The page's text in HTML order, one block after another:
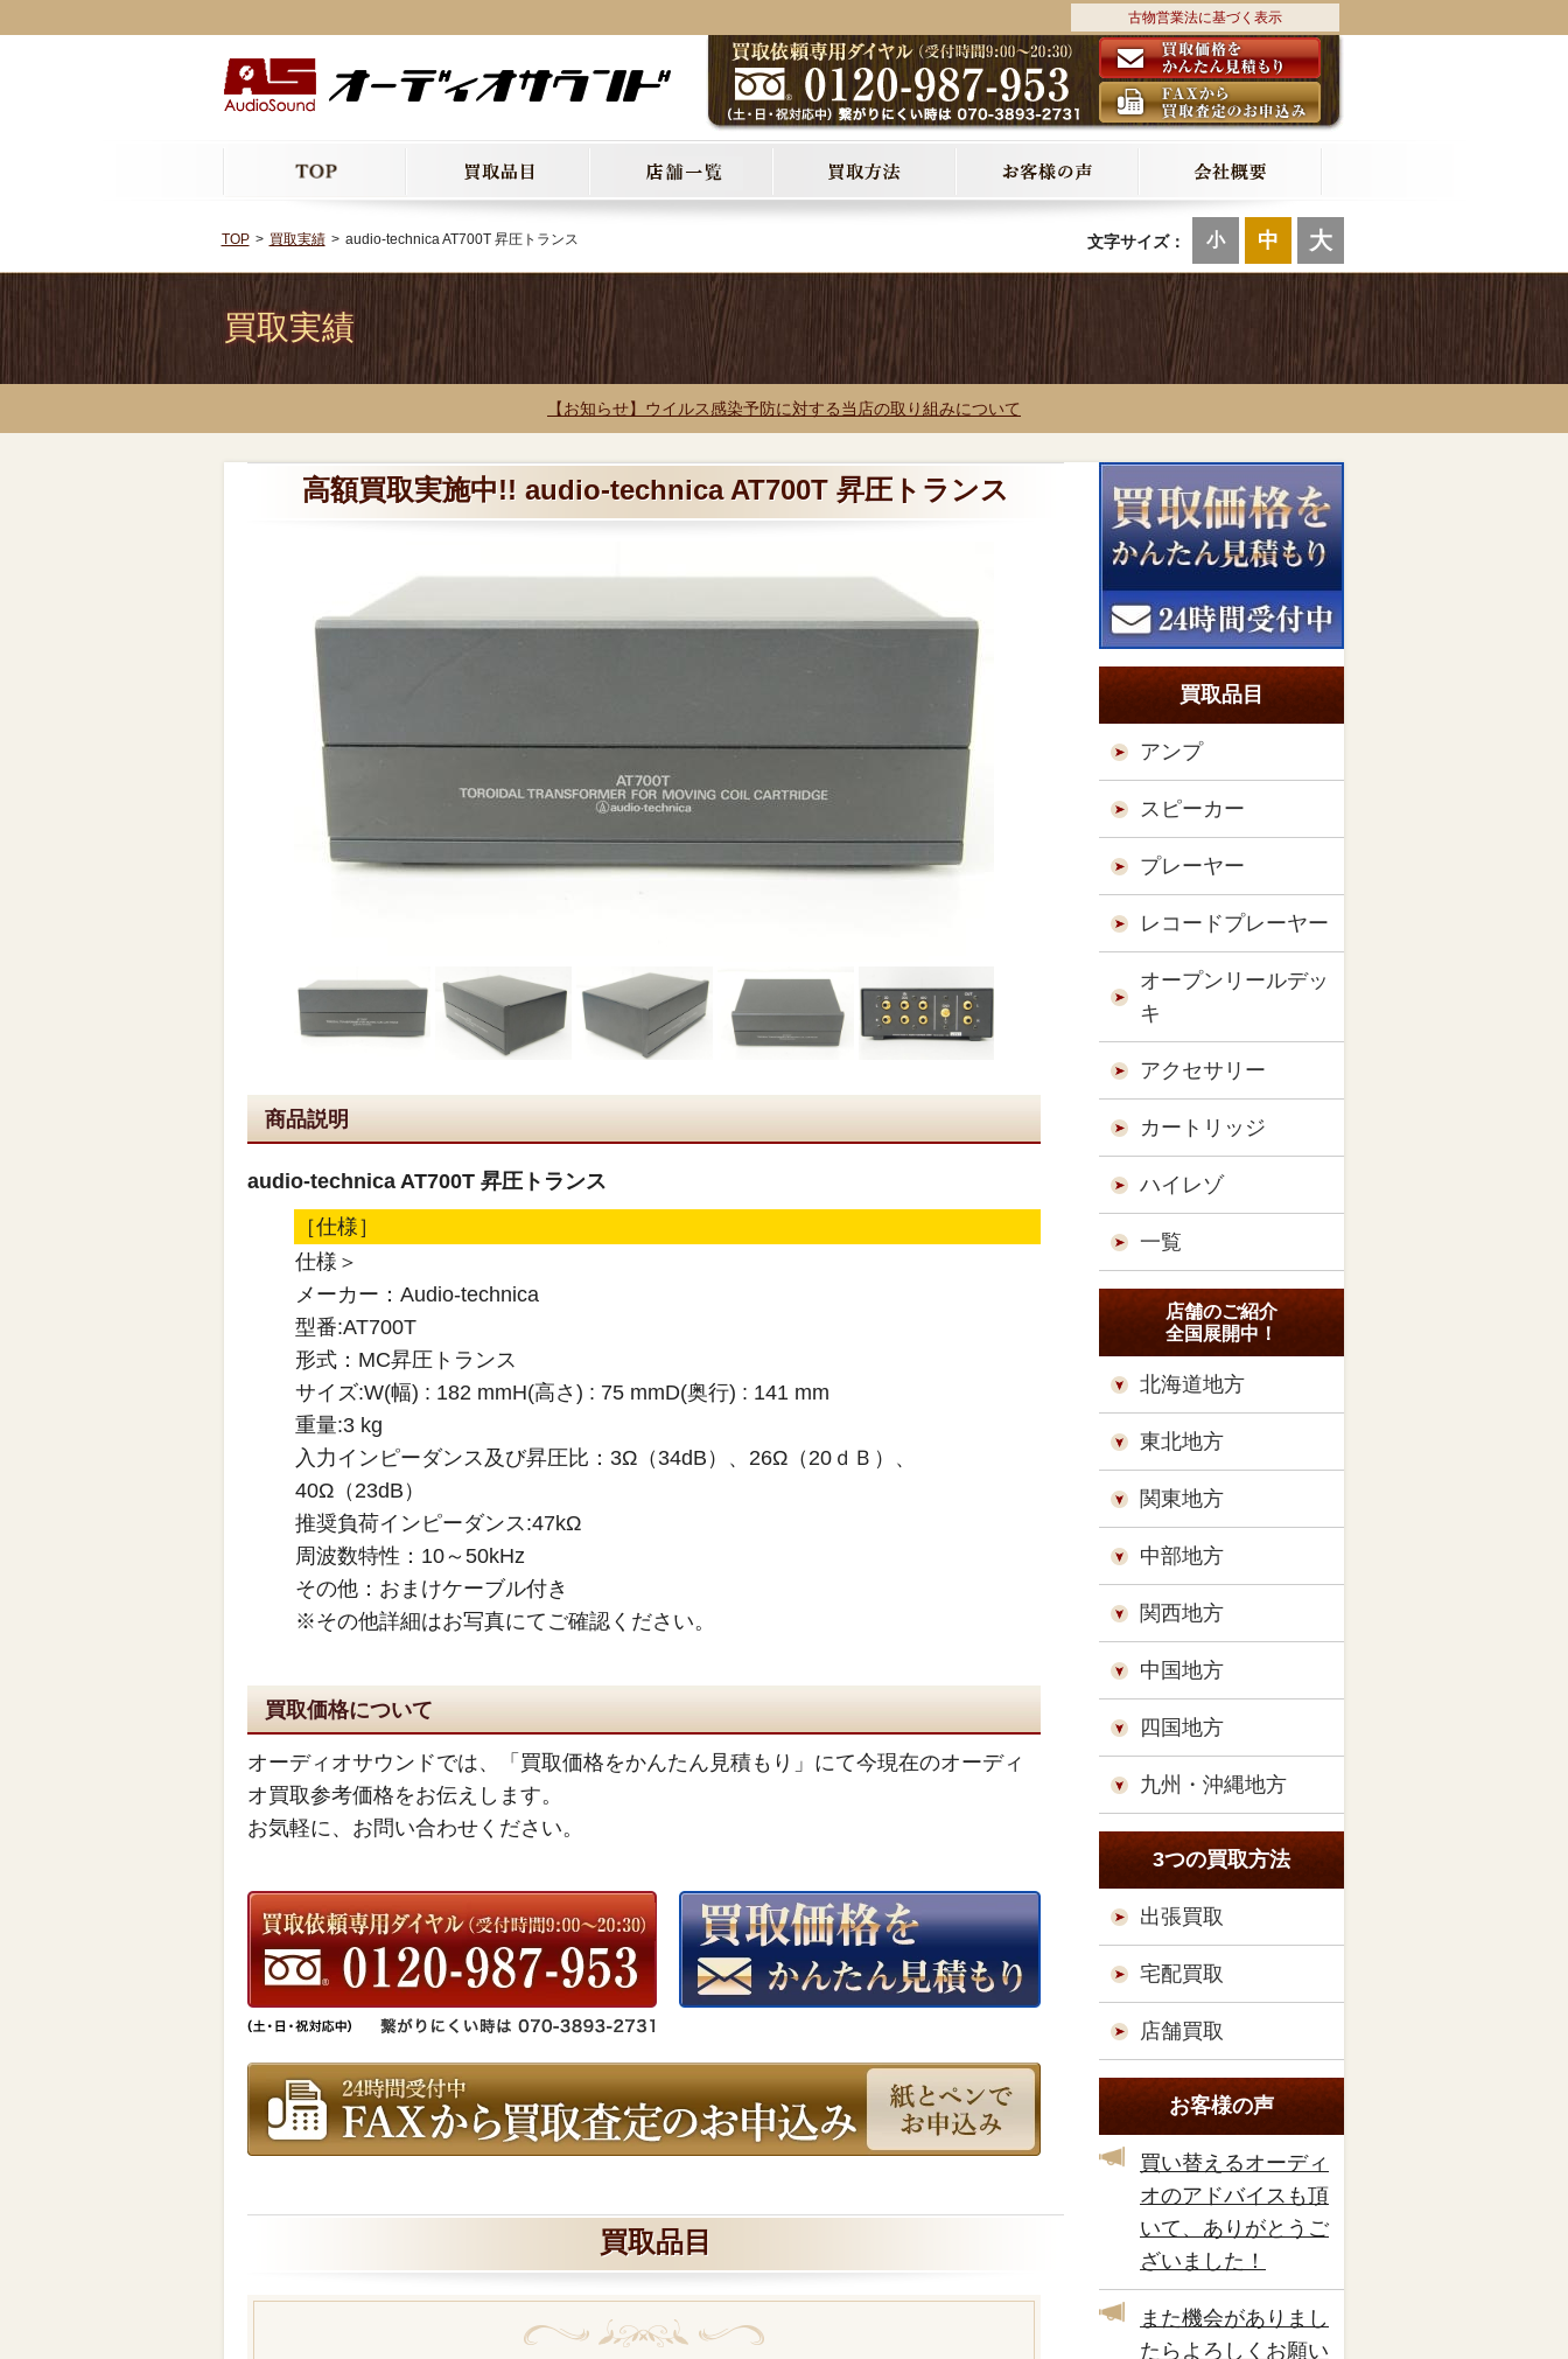
古物営業法に基づく表示
文字サイズ： 小 中 大
TOP 買取実績 audio-technica AT700T 昇圧トランス
買取実績
【お知らせ】ウイルス感染予防に対する当店の取り組みについて
高額買取実施中!! audio-technica AT700T 昇圧トランス
商品説明
audio-technica AT700T 昇圧トランス
［仕様］
仕様＞
メーカー：Audio-technica
型番:AT700T
形式：MC昇圧トランス
サイズ:W(幅) : 182 mmH(高さ) : 75 mmD(奥行) : 141 mm
重量:3 kg
入力インピーダンス及び昇圧比：3Ω（34dB）、26Ω（20ｄＢ）、
40Ω（23dB）
推奨負荷インピーダンス:47kΩ
周波数特性：10～50kHz
その他：おまけケーブル付き
※その他詳細はお写真にてご確認ください。
買取価格について
オーディオサウンドでは、「買取価格をかんたん見積もり」にて今現在のオーディ
オ買取参考価格をお伝えします。
お気軽に、お問い合わせください。
買取品目
買取品目
アンプ
スピーカー
プレーヤー
レコードプレーヤー
オープンリールデッ
キ
アクセサリー
カートリッジ
ハイレゾ
一覧
店舗のご紹介
全国展開中！
北海道地方
東北地方
関東地方
中部地方
関西地方
中国地方
四国地方
九州・沖縄地方
3つの買取方法
出張買取
宅配買取
店舗買取
お客様の声
買い替えるオーディ
オのアドバイスも頂
いて、ありがとうご
ざいました！
また機会がありまし
たらよろしくお願い